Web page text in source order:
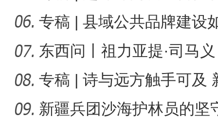
深度？
专稿 | 县域公共品牌建设
兴？
东西问丨祖力亚提·司马
况，谁最
专稿 | 诗与远方触手可及
能“多彩
新疆兵团沙海护林员的坚